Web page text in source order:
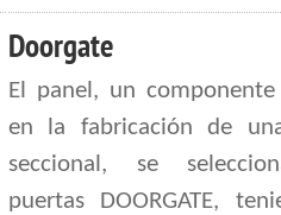
Doorgate
El panel, un componente
en la fabricación de
seccional, se
puertas DOORGATE,